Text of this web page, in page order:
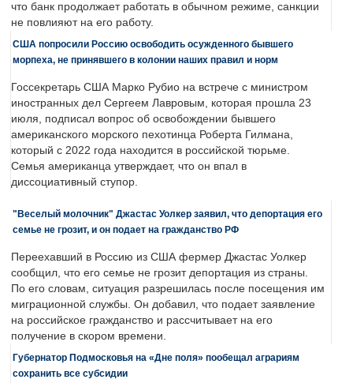
что банк продолжает работать в обычном режиме, санкции
не повлияют на его работу.
США попросили Россию освободить осужденного бывшего
морпеха, не принявшего в колонии наших правил и норм
Госсекретарь США Марко Рубио на встрече с министром
иностранных дел Сергеем Лавровым, которая прошла 23
июля, подписал вопрос об освобождении бывшего
американского морского пехотинца Роберта Гилмана,
который с 2022 года находится в российской тюрьме.
Семья американца утверждает, что он впал в
диссоциативный ступор.
"Веселый молочник" Джастас Уолкер заявил, что депортация его
семье не грозит, и он подает на гражданство РФ
Переехавший в Россию из США фермер Джастас Уолкер
сообщил, что его семье не грозит депортация из страны.
По его словам, ситуация разрешилась после посещения им
миграционной службы. Он добавил, что подает заявление
на российское гражданство и рассчитывает на его
получение в скором времени.
Губернатор Подмосковья на «Дне поля» пообещал аграриям
сохранить все субсидии